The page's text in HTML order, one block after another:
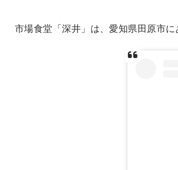
市場食堂「深井」は、愛知県田原市に